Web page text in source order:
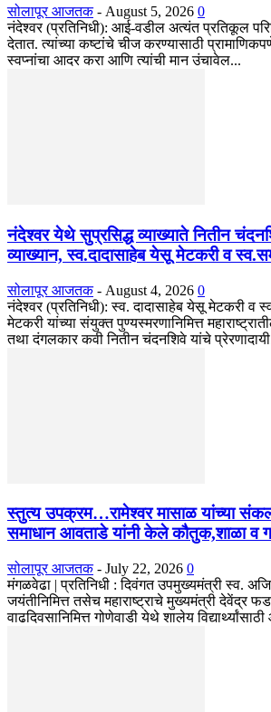
सोलापूर आजतक - August 5, 2026 0
नंदेश्वर (प्रतिनिधी): आई-वडील अत्यंत प्रतिकूल
देतात. त्यांच्या कष्टांचे चीज करण्यासाठी
स्वप्नांचा आदर करा आणि त्यांची मान उंचावेल...
नंदेश्वर येथे सुप्रसिद्ध व्याख्याते नितीन
व्याख्यान, स्व.दादासाहेब येसू मेटकरी व
सोलापूर आजतक - August 4, 2026 0
नंदेश्वर (प्रतिनिधी): स्व. दादासाहेब येसू मेटकरी व
मेटकरी यांच्या संयुक्त पुण्यस्मरणानिमित्त
तथा दंगलकार कवी नितीन चंदनशिवे यांचे
स्तुत्य उपक्रम…रामेश्वर मासाळ यांच्या
समाधान आवताडे यांनी केले कौतुक,शाळा व
सोलापूर आजतक - July 22, 2026 0
मंगळवेढा | प्रतिनिधी : दिवंगत उपमुख्यमंत्री स्व.
जयंतीनिमित्त तसेच महाराष्ट्राचे मुख्यमंत्री देवेंद्र
वाढदिवसानिमित्त गोणेवाडी येथे शालेय